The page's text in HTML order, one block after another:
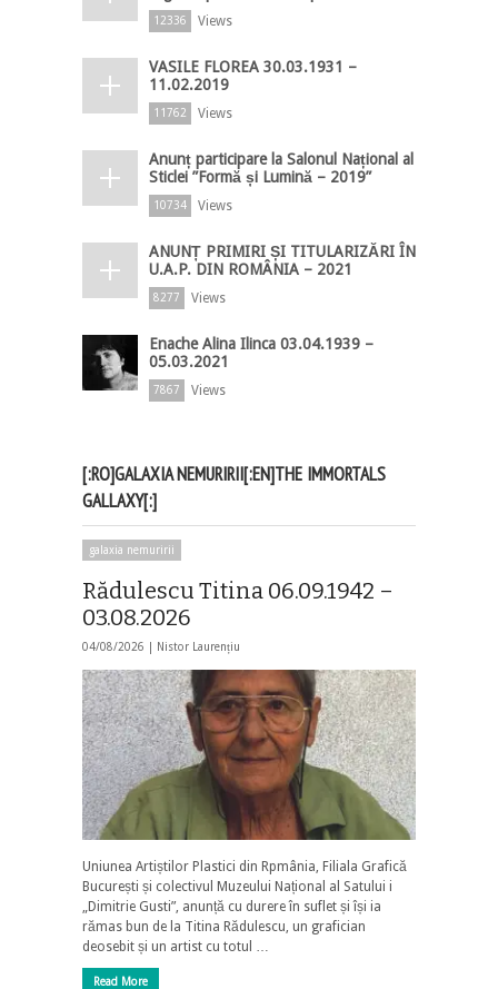
12336 Views
VASILE FLOREA 30.03.1931 –
11.02.2019
11762 Views
Anunț participare la Salonul Național al
Sticlei ”Formă și Lumină – 2019”
10734 Views
ANUNȚ PRIMIRI ȘI TITULARIZĂRI ÎN
U.A.P. DIN ROMÂNIA – 2021
8277 Views
Enache Alina Ilinca 03.04.1939 –
05.03.2021
7867 Views
[:RO]GALAXIA NEMURIRII[:EN]THE IMMORTALS
GALLAXY[:]
galaxia nemuririi
Rădulescu Titina 06.09.1942 –
03.08.2026
04/08/2026 | Nistor Laurențiu
Uniunea Artiștilor Plastici din Rpmânia, Filiala Grafică
București și colectivul Muzeului Național al Satului i
„Dimitrie Gusti”, anunță cu durere în suflet și își ia
rămas bun de la Titina Rădulescu, un grafician
deosebit și un artist cu totul …
Read More